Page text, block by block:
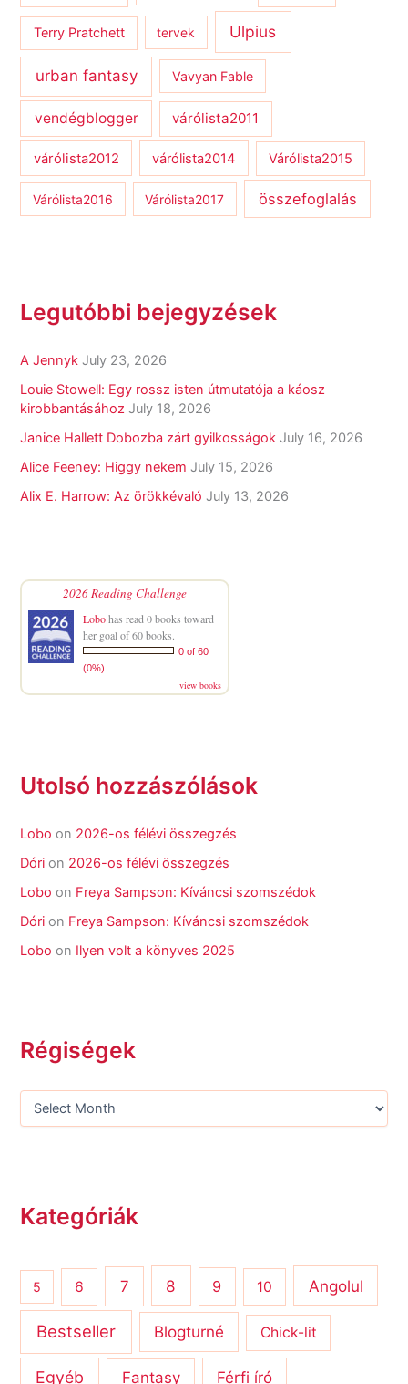
Terry Pratchett tervek Ulpius
urban fantasy Vavyan Fable
vendégblogger várólista2011
várólista2012 várólista2014 Várólista2015
Várólista2016 Várólista2017 összefoglalás
Legutóbbi bejegyzések
A Jennyk July 23, 2026
Louie Stowell: Egy ​rossz isten útmutatója a káosz
kirobbantásához July 18, 2026
Janice Hallett Dobozba zárt gyilkosságok July 16, 2026
Alice Feeney: Higgy nekem July 15, 2026
Alix E. Harrow: Az örökkévaló July 13, 2026
2026 Reading Challenge
Lobohas read 0 books toward
her goal of 60 books.
0 of 60
(0%)
view books
Utolsó hozzászólások
Lobo on 2026-os félévi összegzés
Dóri on 2026-os félévi összegzés
Lobo on Freya Sampson: Kíváncsi szomszédok
Dóri on Freya Sampson: Kíváncsi szomszédok
Lobo on Ilyen volt a könyves 2025
Régiségek
Kategóriák
5 6 7 8 9 10 Angolul
Bestseller Blogturné Chick-lit
Egyéb Fantasy Férfi író